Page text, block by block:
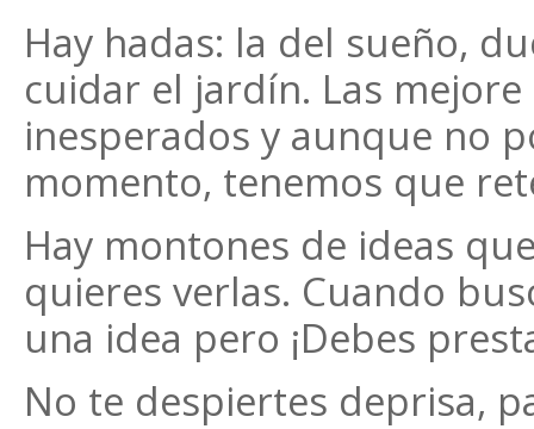
Hay hadas: la del sueño,
cuidar el jardín. Las
inesperados y aunque no
momento, tenemos que
Hay montones de ideas
quieres verlas. Cuando
una idea pero ¡Debes
No te despiertes deprisa,